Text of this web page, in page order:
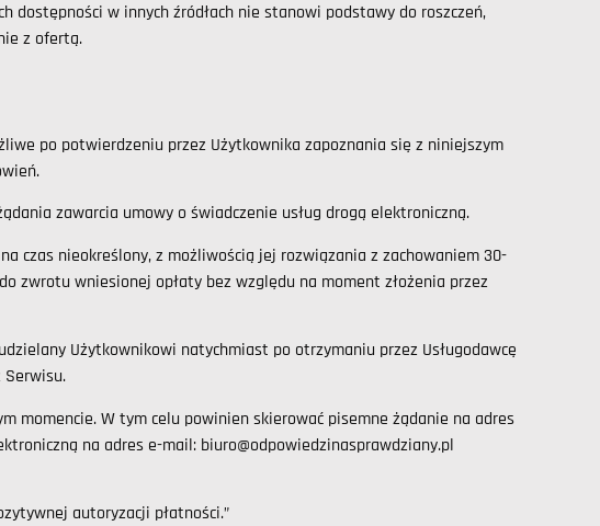
dostępności w innych źródłach nie stanowi podstawy do roszczeń,
z ofertą.
po potwierdzeniu przez Użytkownika zapoznania się z niniejszym
zawarcia umowy o świadczenie usług drogą elektroniczną.
czas nieokreślony, z możliwością jej rozwiązania z zachowaniem 30-
zwrotu wniesionej opłaty bez względu na moment złożenia przez
Użytkownikowi natychmiast po otrzymaniu przez Usługodawcę
momencie. W tym celu powinien skierować pisemne żądanie na adres
na adres e-mail: biuro@odpowiedzinasprawdziany.pl
autoryzacji płatności.”